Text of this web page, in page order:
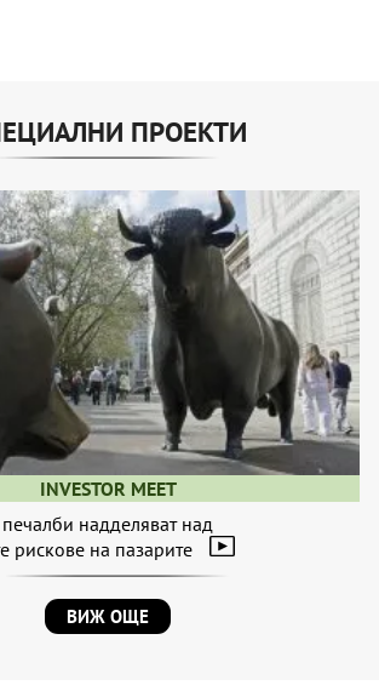
ПРОЕКТИ
INVESTOR MEET
надделяват над
рискове на пазарите
ВИЖ ОЩЕ